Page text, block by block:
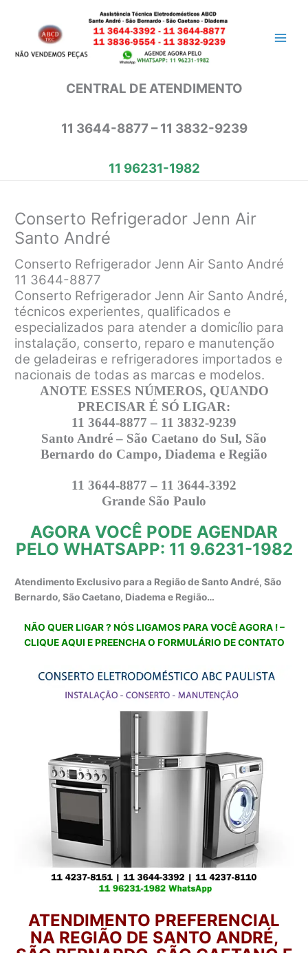
conteúdo
CENTRAL DE ATENDIMENTO
11 3644-8877 – 11 3832-9239
11 96231-1982
Conserto Refrigerador Jenn Air
Santo André
Conserto Refrigerador Jenn Air Santo André
11 3644-8877
Conserto Refrigerador Jenn Air Santo André,
técnicos experientes, qualificados e
especializados para atender a domicílio para
instalação, conserto, reparo e manutenção
de geladeiras e refrigeradores importados e
nacionais de todas as marcas e modelos.
ANOTE ESSES NÚMEROS, QUANDO
PRECISAR É SÓ LIGAR:
11 3644-8877 – 11 3832-9239
Santo André – São Caetano do Sul, São
Bernardo do Campo, Diadema e Região
11 3644-8877 – 11 3644-3392
Grande São Paulo
AGORA VOCÊ PODE AGENDAR
PELO WHATSAPP: 11 9.6231-1982
Atendimento Exclusivo para a Região de Santo André, São
Bernardo, São Caetano, Diadema e Região…
NÃO QUER LIGAR ? NÓS LIGAMOS PARA VOCÊ AGORA ! –
CLIQUE AQUI E PREENCHA O FORMULÁRIO DE CONTATO
ATENDIMENTO PREFERENCIAL
NA REGIÃO DE SANTO ANDRÉ,